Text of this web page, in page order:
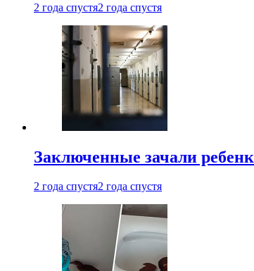
2 года спустя2 года спустя
Заключенные зачали
2 года спустя2 года спустя